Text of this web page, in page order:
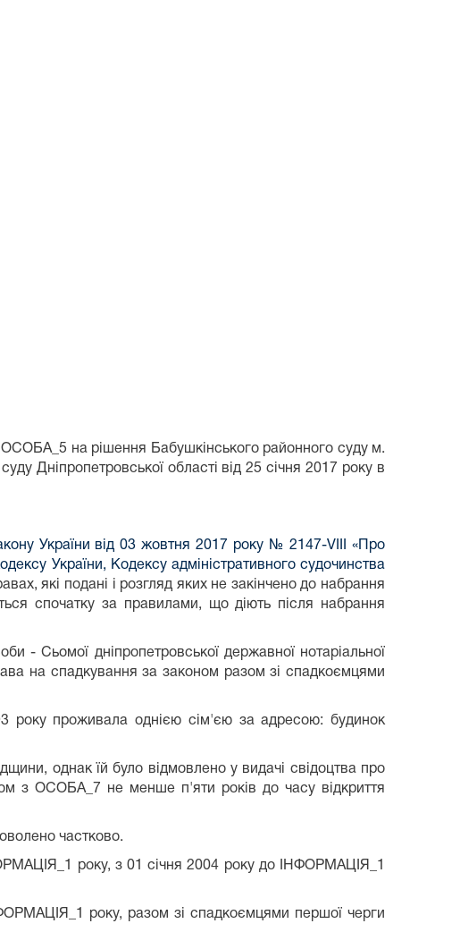
на рішення Бабушкінського районного суду м.
Дніпропетровської області від 25 січня 2017 року в
України від 03 жовтня 2017 року № 2147-VIII «Про
України, Кодексу адміністративного судочинства
які подані і розгляд яких не закінчено до набрання
спочатку за правилами, що діють після набрання
Сьомої дніпропетровської державної нотаріальної
на спадкування за законом разом зі спадкоємцями
проживала однією сім'єю за адресою: будинок
однак їй було відмовлено у видачі свідоцтва про
з ОСОБА_7 не менше п'яти років до часу відкриття
частково.
року, з 01 січня 2004 року до ІНФОРМАЦІЯ_1
року, разом зі спадкоємцями першої черги